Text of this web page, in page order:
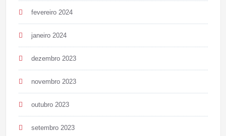
fevereiro 2024
janeiro 2024
dezembro 2023
novembro 2023
outubro 2023
setembro 2023